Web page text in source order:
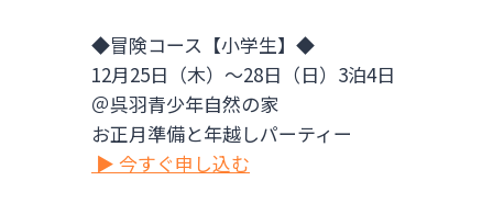
◆冒険コース【小学生】◆
12月25日（木）～28日（日）3泊4日
＠呉羽青少年自然の家
お正月準備と年越しパーティー
▶ 今すぐ申し込む